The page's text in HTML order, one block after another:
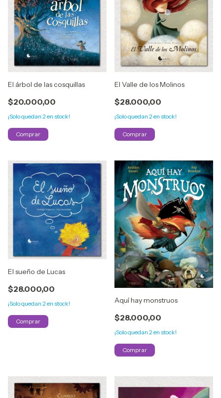
El árbol de las cosquillas
$20.000,00
¡Solo quedan 2en stock!
El Valle de los Molinos
$28.000,00
¡Solo quedan 2en stock!
El sueño de Lucas
$28.000,00
¡Solo quedan 2en stock! Aquí hay monstruos
$28.000,00
¡Solo quedan 2 en stock!